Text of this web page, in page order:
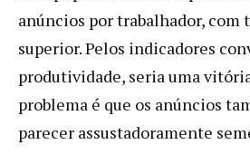
anúncios por trabalhador, com
superior. Pelos indicadores
produtividade, seria uma
problema é que os anúncios
parecer assustadoramente